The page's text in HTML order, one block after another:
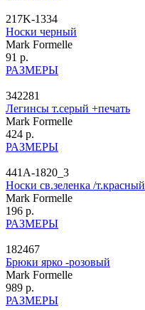
217K-1334
Носки черный
Mark Formelle
91 р.
РАЗМЕРЫ
342281
Легинсы т.серый +печать
Mark Formelle
424 р.
РАЗМЕРЫ
441A-1820_3
Носки св.зеленка /т.красный
Mark Formelle
196 р.
РАЗМЕРЫ
182467
Брюки ярко -розовый
Mark Formelle
989 р.
РАЗМЕРЫ